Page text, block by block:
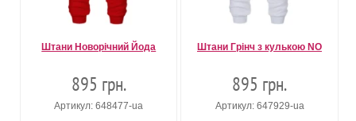
Штани Новорічний Йода
895 грн.
Артикул: 648477-ua
Штани Грінч з кулькою NO
895 грн.
Артикул: 647929-ua